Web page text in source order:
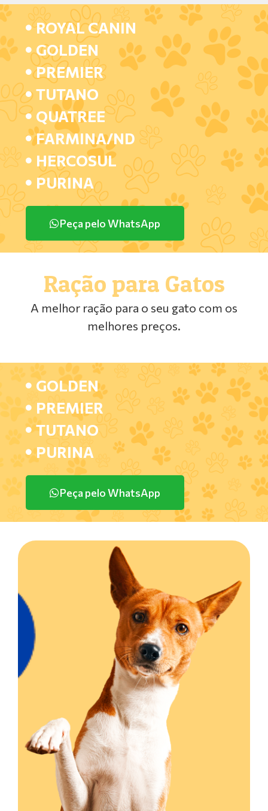
ROYAL CANIN
GOLDEN
PREMIER
TUTANO
QUATREE
FARMINA/ND
HERCOSUL
PURINA
Peça pelo WhatsApp
Ração para Gatos
A melhor ração para o seu gato com os
melhores preços.
GOLDEN
PREMIER
TUTANO
PURINA
Peça pelo WhatsApp